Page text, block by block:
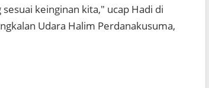
keinginan kita," ucap Hadi di
Udara Halim Perdanakusuma,